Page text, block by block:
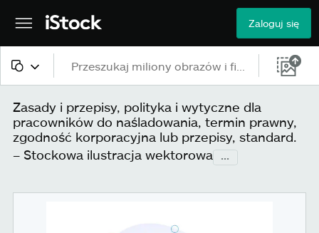
Zaloguj się
Cała zawartość
Obrazy
Zdjęcia
Ilustracje
Zasady i przepisy, polityka i wytyczne dla
pracowników do naśladowania, termin prawny,
zgodność korporacyjna lub przepisy, standard.
– Stockowa ilustracja wektorowa
...